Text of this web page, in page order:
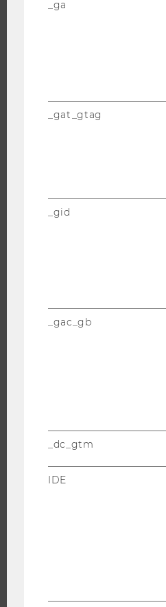
WIRTSCHAFT UND GESELLSCHAFT
WU FOUNDATION
JOBPORTAL
_ga
_gat_gtag
_gid
_gac_gb
_dc_gtm
IDE